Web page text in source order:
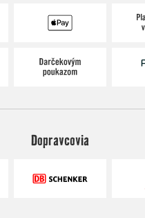
Dopravcovia